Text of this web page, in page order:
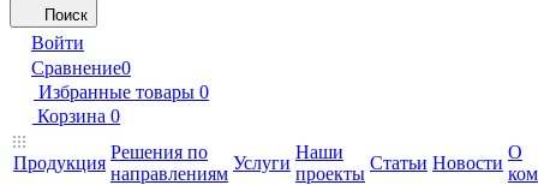
Поиск
Войти
Сравнение0
Избранные товары 0
Корзина 0
Продукция
Решения по
направлениям
Услуги
Наши
проекты
Статьи Новости
О